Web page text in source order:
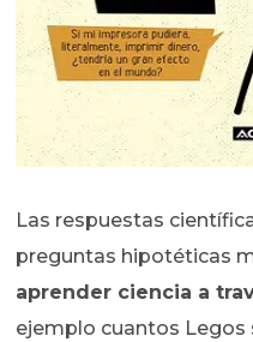
Las respuestas
preguntas hipotéticas
aprender ciencia a
ejemplo cuantos Legos